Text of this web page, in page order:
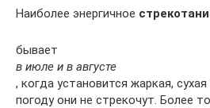
Наиболее энергичное
бывает
в июле и в августе
, когда установится жаркая,
погоду они не стрекочут. Более